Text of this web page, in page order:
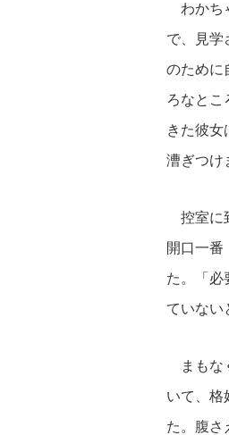
わかち
で、見学
のために
ろなとこ
きた彼女
漕ぎつけ
控室に
開口一番
た。「必
ていない
まもな
いて、格
た。腹さ